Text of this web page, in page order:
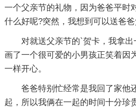
一个父亲节的礼物，因为爸爸平时
什么好呢?突然，我想到可以送爸爸
对就送父亲节的`贺卡，我拿
画了一个很可爱的小男孩正笑着因
一样开心。
爸爸特别忙经常是我回了家他
起，所以我俩在一起的时间十分珍